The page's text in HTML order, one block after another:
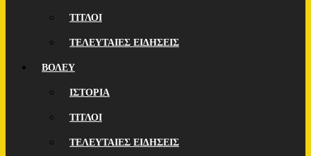
ΤΙΤΛΟΙ
ΤΕΛΕΥΤΑΙΕΣ ΕΙΔΗΣΕΙΣ
ΒΟΛΕΥ
ΙΣΤΟΡΙΑ
ΤΙΤΛΟΙ
ΤΕΛΕΥΤΑΙΕΣ ΕΙΔΗΣΕΙΣ